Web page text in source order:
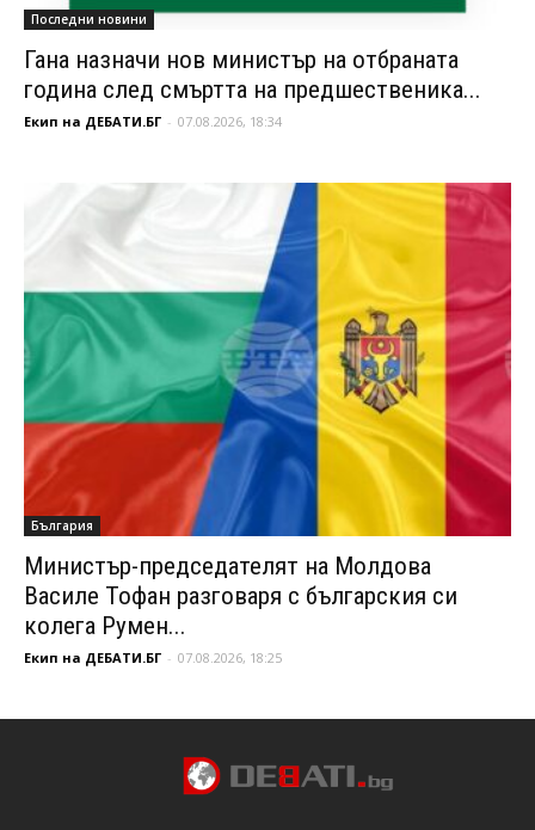
Последни новини
Гана назначи нов министър на отбраната
година след смъртта на предшественика...
Екип на ДЕБАТИ.БГ - 07.08.2026, 18:34
България
Министър-председателят на Молдова
Василе Тофан разговаря с българския си
колега Румен...
Екип на ДЕБАТИ.БГ - 07.08.2026, 18:25